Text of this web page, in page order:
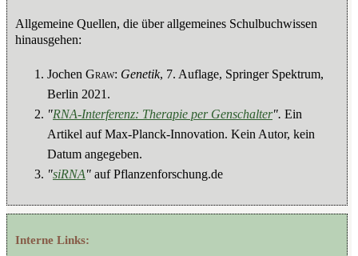
Allgemeine Quellen, die über allgemeines Schulbuchwissen
hinausgehen:
Jochen Graw: Genetik, 7. Auflage, Springer Spektrum,
Berlin 2021.
"RNA-Interferenz: Therapie per Genschalter". Ein
Artikel auf Max-Planck-Innovation. Kein Autor, kein
Datum angegeben.
"siRNA" auf Pflanzenforschung.de
Interne Links: